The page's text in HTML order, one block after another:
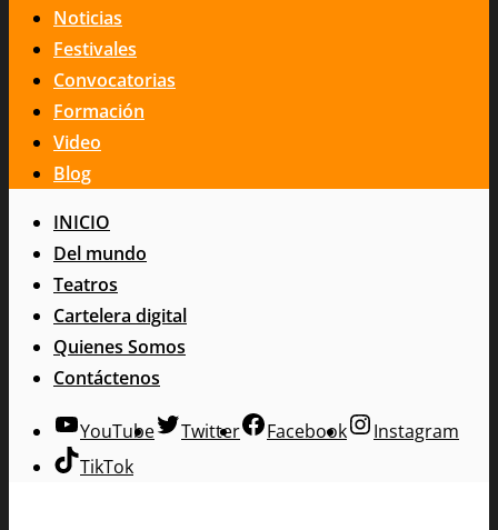
Noticias
Festivales
Convocatorias
Formación
Video
Blog
INICIO
Del mundo
Teatros
Cartelera digital
Quienes Somos
Contáctenos
YouTube Twitter Facebook
Instagram
TikTok